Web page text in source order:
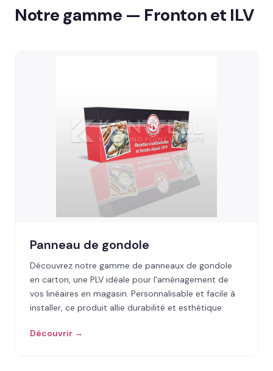
Notre gamme — Fronton et ILV
Panneau de gondole
Découvrez notre gamme de panneaux de gondole
en carton, une PLV idéale pour l'aménagement de
vos linéaires en magasin. Personnalisable et facile à
installer, ce produit allie durabilité et esthétique.
Découvrir →